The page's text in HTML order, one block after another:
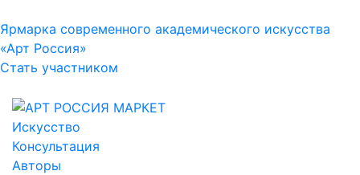
Ярмарка современного академического искусства
«Арт Россия»
Стать участником
Искусство
Консультация
Авторы